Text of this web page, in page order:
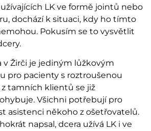
LK ve formě jointů nebo
dochází k situaci, kdy ho tímto
Pokusím se to vysvětlit
v Žirči je jediným lůžkovým
pro pacienty s roztroušenou
tamních klientů se již
Všichni potřebují pro
asistenci někoho z ošetřovatelů.
napsal, dcera užívá LK i ve